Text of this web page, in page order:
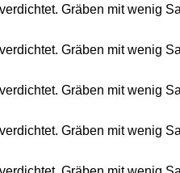
Gräben mit wenig
Gräben mit wenig
Gräben mit wenig
Gräben mit wenig